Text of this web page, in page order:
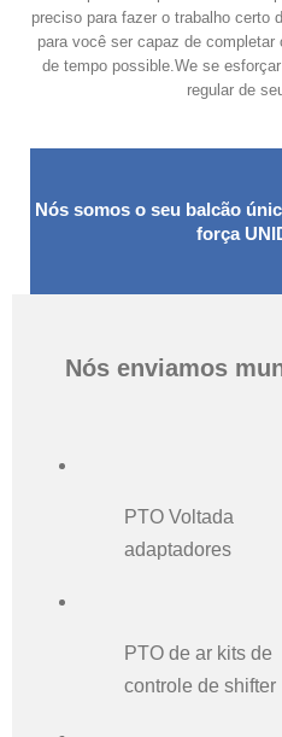
preciso para fazer o trabalho certo
para você ser capaz de
de tempo possible.We se
regular de
Nós somos o seu balcão
força
Nós enviamos
PTO Voltada
adaptadores
PTO de ar kits de
controle de shifter